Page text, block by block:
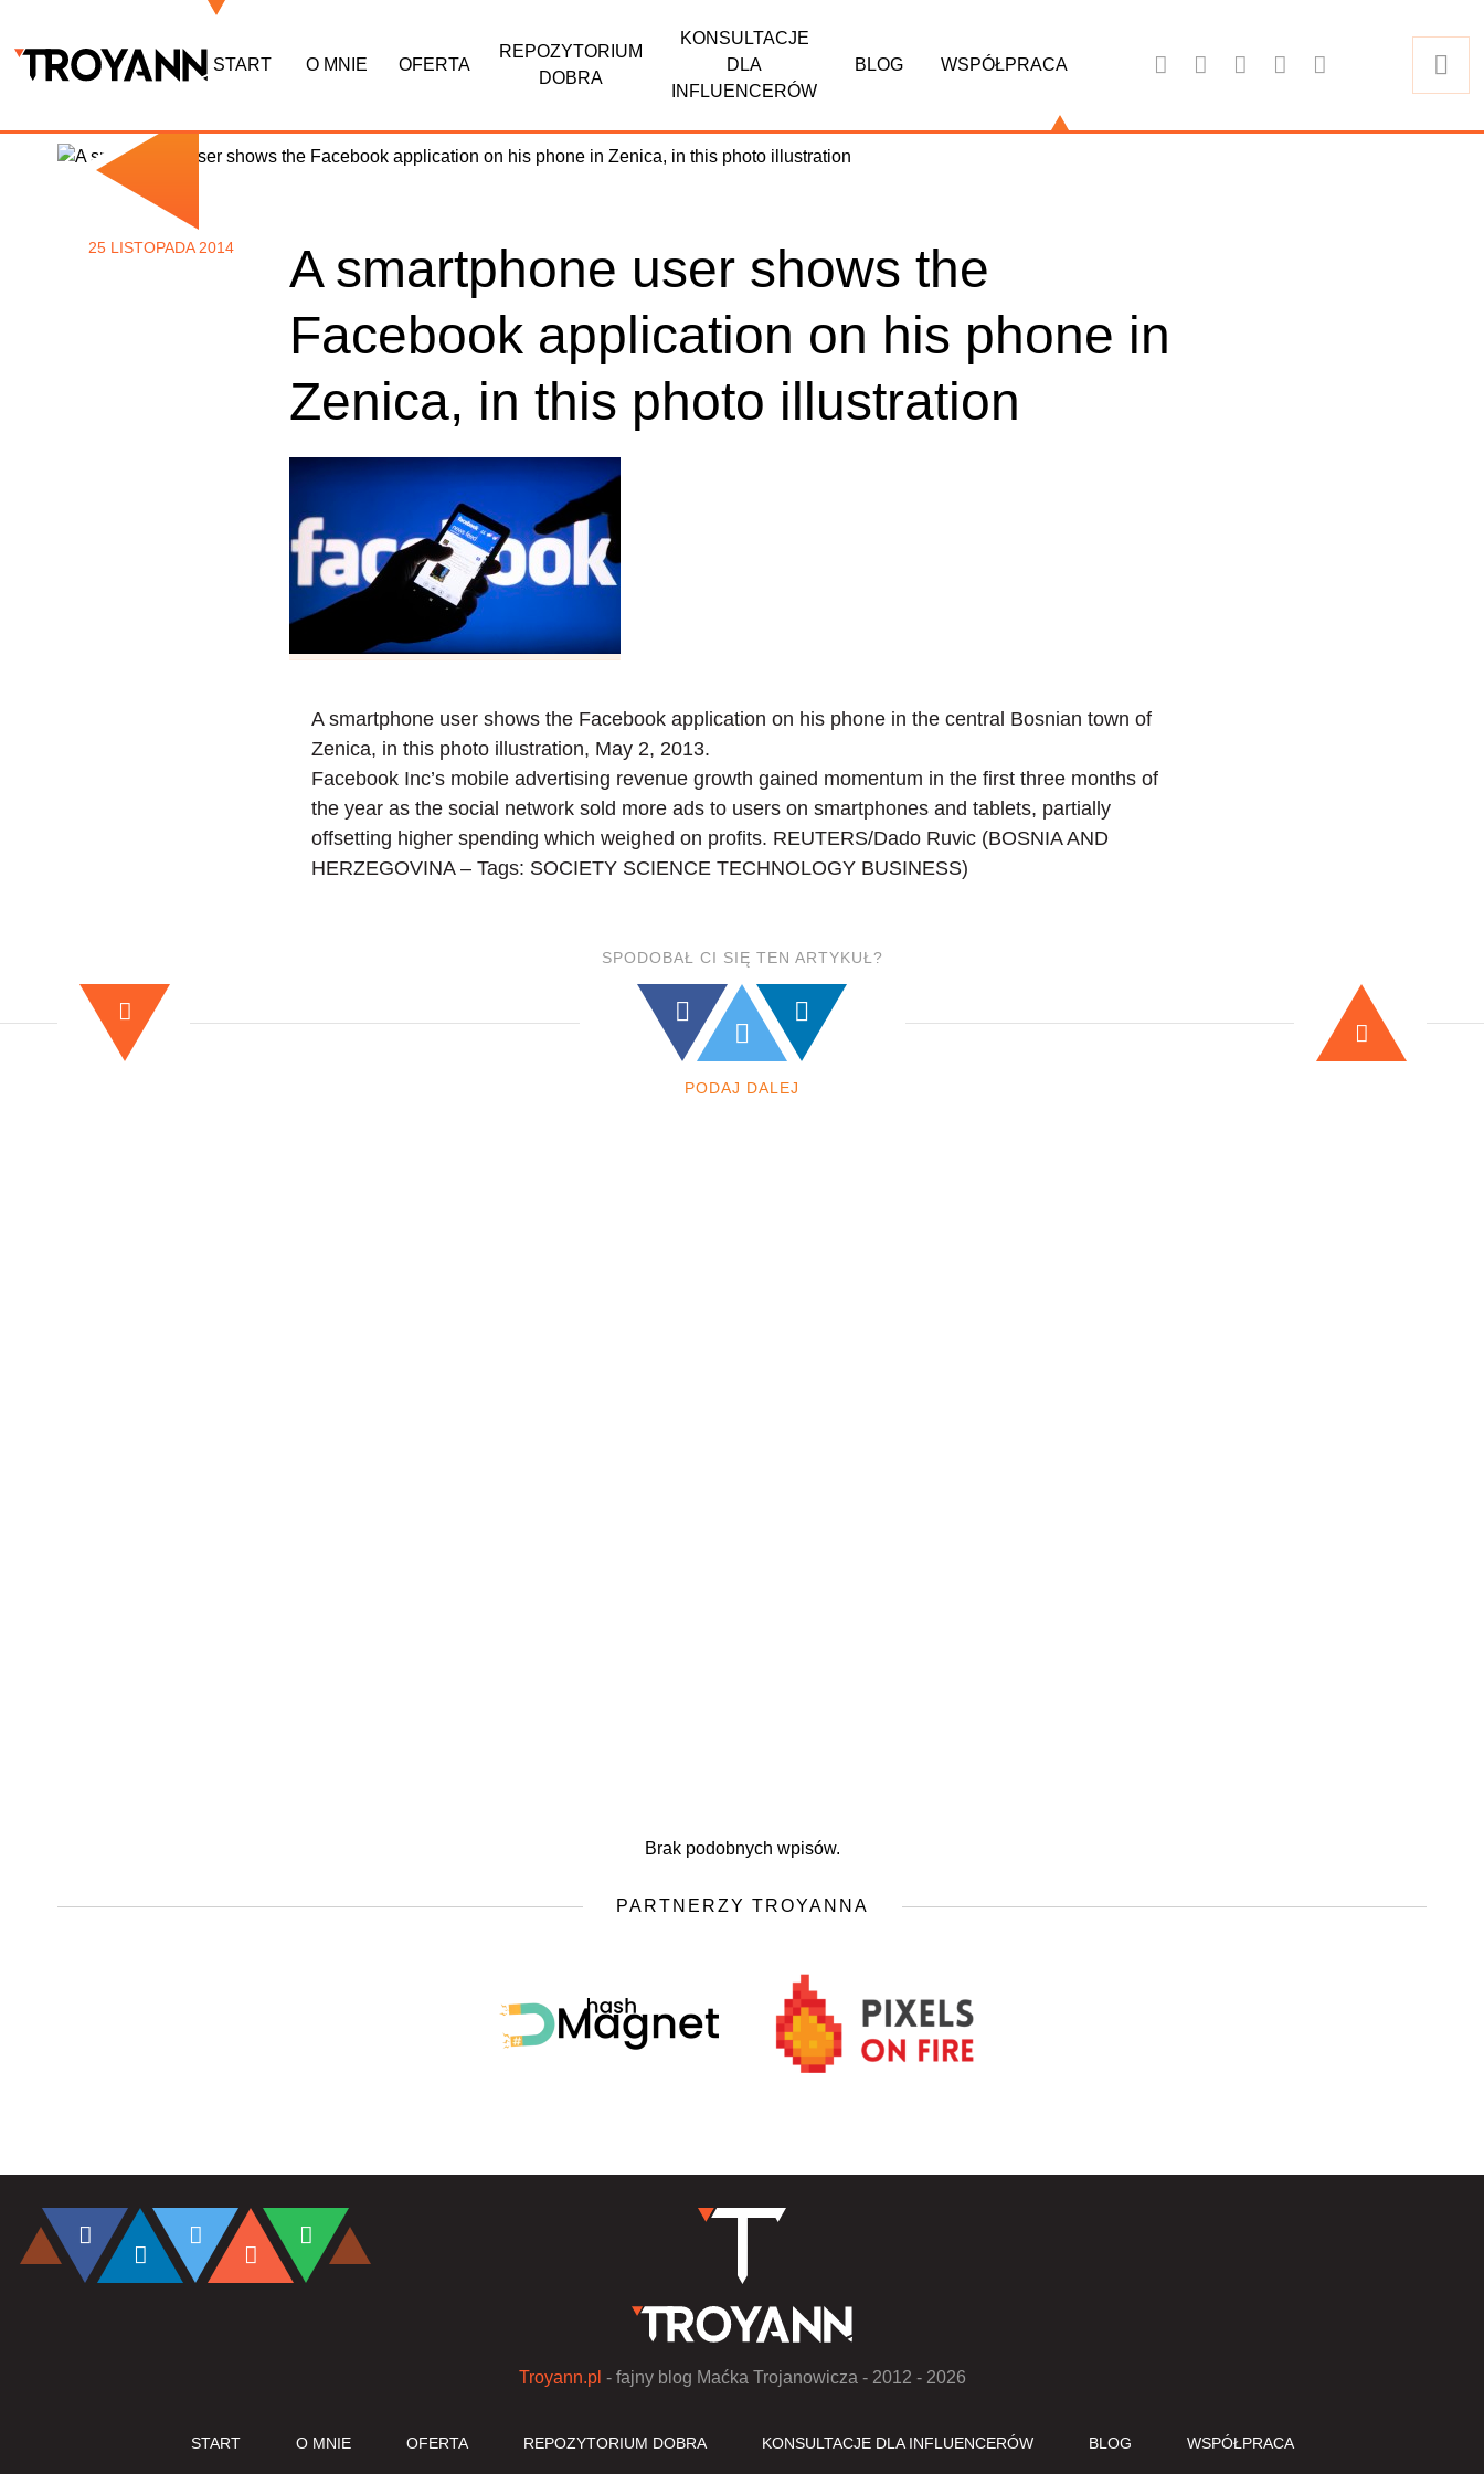
START O MNIE OFERTA
REPOZYTORIUM
DOBRA
KONSULTACJE
DLA
INFLUENCERÓW
BLOG WSPÓŁPRACA
25 LISTOPADA 2014
A smartphone user shows the
Facebook application on his phone in
Zenica, in this photo illustration
A smartphone user shows the Facebook application on his phone in the central Bosnian town of
Zenica, in this photo illustration, May 2, 2013.
Facebook Inc’s mobile advertising revenue growth gained momentum in the first three months of
the year as the social network sold more ads to users on smartphones and tablets, partially
offsetting higher spending which weighed on profits. REUTERS/Dado Ruvic (BOSNIA AND
HERZEGOVINA – Tags: SOCIETY SCIENCE TECHNOLOGY BUSINESS)
SPODOBAŁ CI SIĘ TEN ARTYKUŁ?
PODAJ DALEJ
Brak podobnych wpisów.
PARTNERZY TROYANNA
Troyann.pl - fajny blog Maćka Trojanowicza - 2012 - 2026
START O MNIE OFERTA REPOZYTORIUM DOBRA KONSULTACJE DLA INFLUENCERÓW BLOG WSPÓŁPRACA